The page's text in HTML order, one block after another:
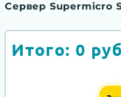
Сервер Supermicro
Итого: 0